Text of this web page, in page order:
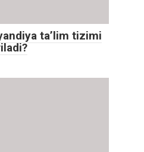
ta’lim tizimi